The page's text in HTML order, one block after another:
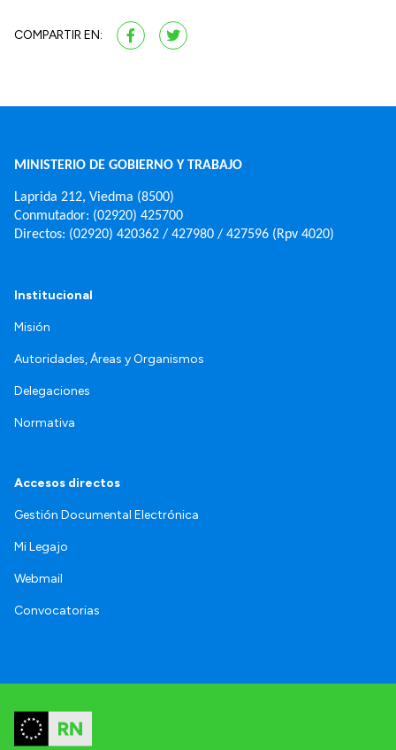
COMPARTIR EN:
MINISTERIO DE GOBIERNO Y TRABAJO
Laprida 212, Viedma (8500)
Conmutador: (02920) 425700
Directos: (02920) 420362 / 427980 / 427596 (Rpv 4020)
Institucional
Misión
Autoridades, Áreas y Organismos
Delegaciones
Normativa
Accesos directos
Gestión Documental Electrónica
Mi Legajo
Webmail
Convocatorias